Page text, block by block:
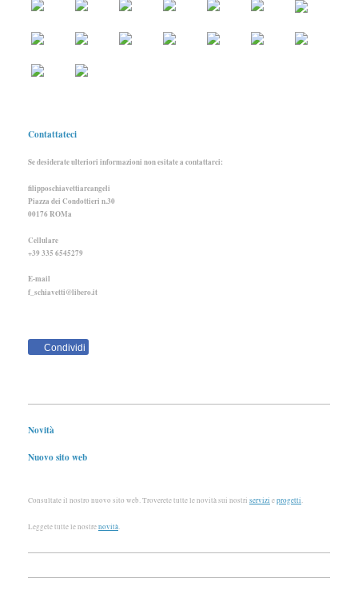
Contattateci
Se desiderate ulteriori informazioni non esitate a contattarci:
filipposchiavettiarcangeli
Piazza dei Condottieri n.30
00176 ROMa
Cellulare
+39 335 6545279
E-mail
f_schiavetti@libero.it
Condividi
Novità
Nuovo sito web
Consultate il nostro nuovo sito web. Troverete tutte le novità sui nostri servizi eprogetti.
Leggete tutte le nostrenovità.